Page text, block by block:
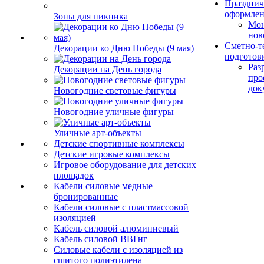
Зоны для пикника
Декорации ко Дню Победы (9 мая)
Декорации на День города
Новогодние световые фигуры
Новогодние уличные фигуры
Уличные арт-объекты
Детские спортивные комплексы
Детские игровые комплексы
Игровое оборудование для детских
площадок
Кабели силовые медные
бронированные
Кабели силовые с пластмассовой
изоляцией
Кабель силовой алюминиевый
Кабель силовой ВВГнг
Силовые кабели с изоляцией из
сшитого полиэтилена
Сметно-